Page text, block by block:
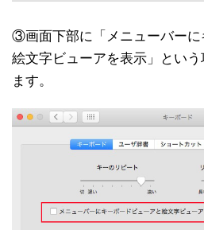
③画面下部に「メニューバーに
絵文字ビューアを表示」とい
ます。